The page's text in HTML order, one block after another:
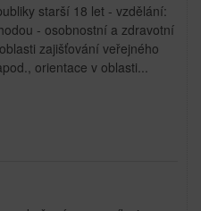
starší 18 let - vzdělání:
- osobnostní a zdravotní
zajišťování veřejného
orientace v oblasti...